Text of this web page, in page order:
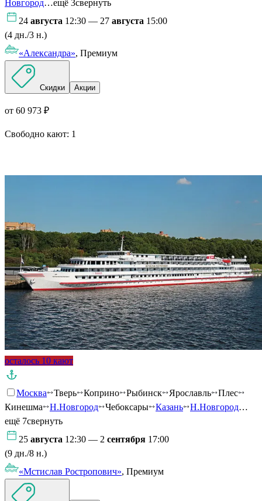
Новгород…ещё 3свернуть
24 августа 12:30 — 27 августа 15:00
(4 дн./3 н.)
«Александра», Премиум
Скидки Акции
от 60 973 ₽
Свободно кают: 1
осталось 10 кают
Москва Тверь Коприно Рыбинск Ярославль
Плес
Кинешма
Н.Новгород Чебоксары Казань Н.Новгород…
ещё 7свернуть
25 августа 12:30 — 2 сентября 17:00
(9 дн./8 н.)
«Мстислав Ростропович», Премиум